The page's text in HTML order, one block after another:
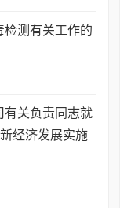
检测有关工作的
有关负责同志就
经济发展实施